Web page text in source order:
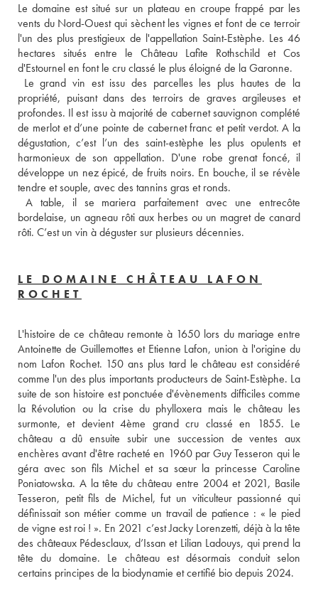
Le domaine est situé sur un plateau en croupe frappé par les
vents du Nord-Ouest qui sèchent les vignes et font de ce terroir
l'un des plus prestigieux de l'appellation Saint-Estèphe. Les 46
hectares situés entre le Château Lafite Rothschild et Cos
d'Estournel en font le cru classé le plus éloigné de la Garonne.
Le grand vin est issu des parcelles les plus hautes de la
propriété, puisant dans des terroirs de graves argileuses et
profondes. Il est issu à majorité de cabernet sauvignon complété
de merlot et d’une pointe de cabernet franc et petit verdot. A la
dégustation, c’est l’un des saint-estèphe les plus opulents et
harmonieux de son appellation. D'une robe grenat foncé, il
développe un nez épicé, de fruits noirs. En bouche, il se révèle
tendre et souple, avec des tannins gras et ronds.
A table, il se mariera parfaitement avec une entrecôte
bordelaise, un agneau rôti aux herbes ou un magret de canard
rôti. C’est un vin à déguster sur plusieurs décennies.
LE DOMAINE CHÂTEAU LAFON
ROCHET
L'histoire de ce château remonte à 1650 lors du mariage entre
Antoinette de Guillemottes et Etienne Lafon, union à l'origine du
nom Lafon Rochet. 150 ans plus tard le château est considéré
comme l'un des plus importants producteurs de Saint-Estèphe. La
suite de son histoire est ponctuée d'évènements difficiles comme
la Révolution ou la crise du phylloxera mais le château les
surmonte, et devient 4ème grand cru classé en 1855. Le
château a dû ensuite subir une succession de ventes aux
enchères avant d'être racheté en 1960 par Guy Tesseron qui le
géra avec son fils Michel et sa sœur la princesse Caroline
Poniatowska. A la tête du château entre 2004 et 2021, Basile
Tesseron, petit fils de Michel, fut un viticulteur passionné qui
définissait son métier comme un travail de patience : « le pied
de vigne est roi ! ». En 2021 c’est Jacky Lorenzetti, déjà à la tête
des châteaux Pédesclaux, d’Issan et Lilian Ladouys, qui prend la
tête du domaine. Le château est désormais conduit selon
certains principes de la biodynamie et certifié bio depuis 2024.